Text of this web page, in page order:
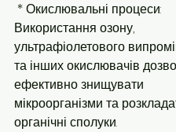
Використання озону,
ультрафіолетового
та інших окислювачів
ефективно знищувати
мікроорганізми та
органічні сполуки.